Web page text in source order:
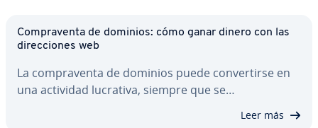
Co­m­pra­ve­n­ta de dominios: cómo ganar dinero con las
di­re­c­cio­nes web
La co­m­pra­ve­n­ta de dominios puede co­n­ve­r­ti­r­se en
una actividad lucrativa, siempre que se…
Leer más